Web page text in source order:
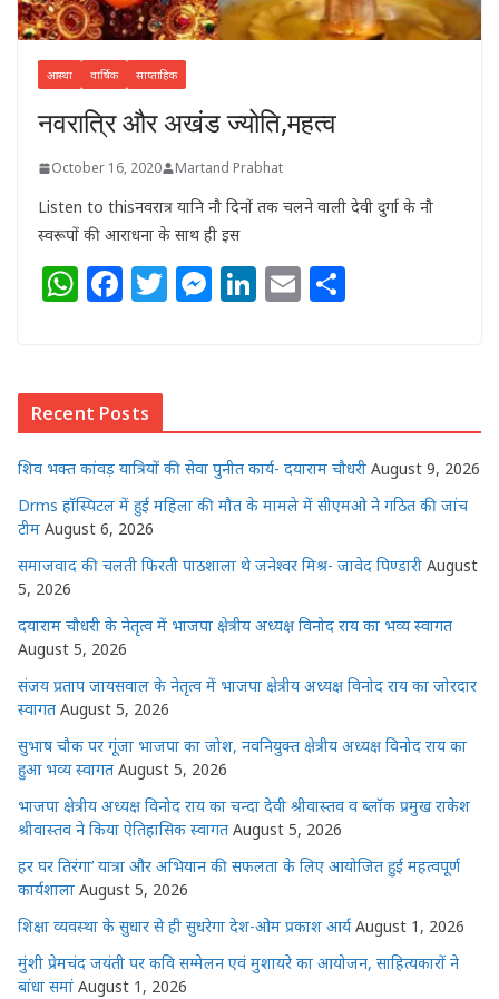
आस्था वार्षिक साप्ताहिक
नवरात्रि और अखंड ज्योति,महत्व
October 16, 2020 Martand Prabhat
Listen to thisनवरात्र यानि नौ दिनों तक चलने वाली देवी दुर्गा के नौ
स्वरूपों की आराधना के साथ ही इस
W
s
A
p
p
F
e
b
o
o
k
T
r
M
n
g
e
Li
dI
n
E
Recent Posts
शिव भक्त कांवड़ यात्रियों की सेवा पुनीत कार्य- दयाराम चौधरी August 9, 2026
Drms हॉस्पिटल में हुई महिला की मौत के मामले में सीएमओ ने गठित की जांच
टीम August 6, 2026
समाजवाद की चलती फिरती पाठशाला थे जनेश्वर मिश्र- जावेद पिण्डारी August
5, 2026
दयाराम चौधरी के नेतृत्व में भाजपा क्षेत्रीय अध्यक्ष विनोद राय का भव्य स्वागत
August 5, 2026
संजय प्रताप जायसवाल के नेतृत्व में भाजपा क्षेत्रीय अध्यक्ष विनोद राय का जोरदार
स्वागत August 5, 2026
सुभाष चौक पर गूंजा भाजपा का जोश, नवनियुक्त क्षेत्रीय अध्यक्ष विनोद राय का
हुआ भव्य स्वागत August 5, 2026
भाजपा क्षेत्रीय अध्यक्ष विनोद राय का चन्दा देवी श्रीवास्तव व ब्लॉक प्रमुख राकेश
श्रीवास्तव ने किया ऐतिहासिक स्वागत August 5, 2026
हर घर तिरंगा’ यात्रा और अभियान की सफलता के लिए आयोजित हुई महत्वपूर्ण
कार्यशाला August 5, 2026
शिक्षा व्यवस्था के सुधार से ही सुधरेगा देश-ओम प्रकाश आर्य August 1, 2026
मुंशी प्रेमचंद जयंती पर कवि सम्मेलन एवं मुशायरे का आयोजन, साहित्यकारों ने
बांधा समां August 1, 2026